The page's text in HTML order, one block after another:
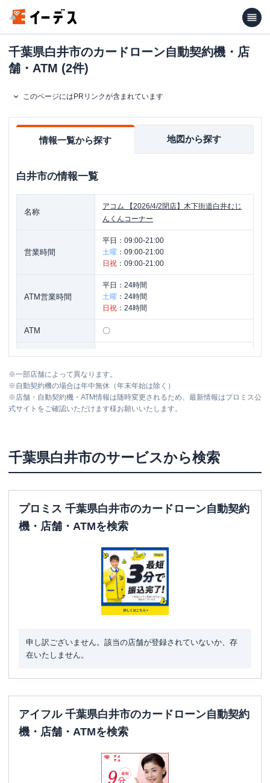
千葉県白井市のカードローン自動契約機・店
舗・ATM (2件)
このページにはPRリンクが含まれています
情報一覧から探す 地図から探す
白井市の情報一覧
名称
アコム
【2026/4/2閉店】木下街道白井むじ
んくんコーナー
営業時間
平日： 09:00-21:00
土曜 ： 09:00-21:00
日祝 ： 09:00-21:00
ATM営業時間
平日： 24時間
土曜 ： 24時間
日祝 ： 24時間
ATM 〇
住所 千葉県白井市冨士121-22
アイフル 【2026/3/15閉店】木下街道白井店
営業時間
土曜：09:00-21:00
ATM営業時間
平日：-
土曜 ：-
日祝 ： -
〇
千葉県白井市冨士字栄１２１番２２ １
Ｆ
※一部店舗によって異なります。
※自動契約機の場合は年中無休（年末年始は除く）
※店舗・自動契約機・ATM情報は随時変更されるため、最新情報はプロミス公
式サイトをご確認いただけます様お願いいたします。
千葉県白井市のサービスから検索
プロミス 千葉県白井市のカードローン自動契約
機・店舗・ATMを検索
申し訳ございません。該当の店舗が登録されていないか、存
在いたしません。
アイフル 千葉県白井市のカードローン自動契約
機・店舗・ATMを検索